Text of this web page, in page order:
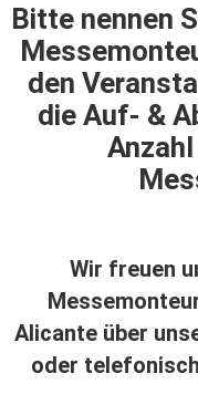
Bitte nennen
den
die Auf- &
Wir freuen
Alicante über
oder